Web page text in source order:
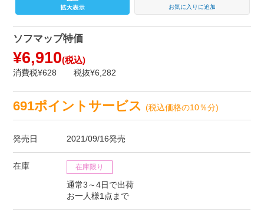
お気に入りに追加
ソフマップ特価
¥6,910(税込)
消費税¥628 税抜¥6,282
691ポイントサービス(税込価格の10％分)
発売日 2021/09/16発売
在庫 在庫限り
通常3～4日で出荷
お一人様1点まで